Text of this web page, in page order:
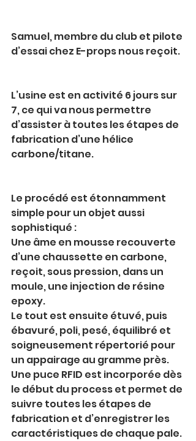
Samuel, membre du club et pilote
d’essai chez E-props nous reçoit.
L’usine est en activité 6 jours sur
7, ce qui va nous permettre
d’assister à toutes les étapes de
fabrication d’une hélice
carbone/titane.
Le procédé est étonnamment
simple pour un objet aussi
sophistiqué :
Une âme en mousse recouverte
d’une chaussette en carbone,
reçoit, sous pression, dans un
moule, une injection de résine
epoxy.
Le tout est ensuite étuvé, puis
ébavuré, poli, pesé, équilibré et
soigneusement répertorié pour
un appairage au gramme près.
Une puce RFID est incorporée dès
le début du process et permet de
suivre toutes les étapes de
fabrication et d’enregistrer les
caractéristiques de chaque pale.